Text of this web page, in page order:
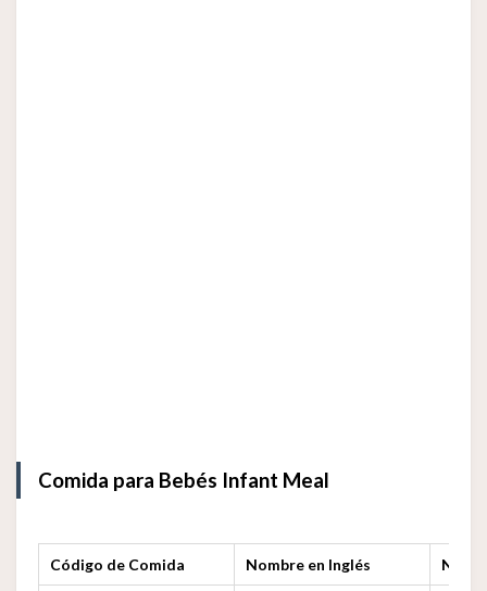
Comida para Bebés Infant Meal
Código de Comida Nombre en Inglés